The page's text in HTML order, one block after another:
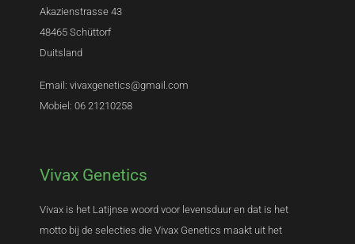
Akazienstrasse 43
48465 Schüttorf
Duitsland
Email: vivaxgenetics@gmail.com
Mobiel: 06 21210258
Vivax Genetics
Vivax is het Latijnse woord voor levensduur en dat is het
motto bij de selecties die Vivax Genetics maakt uit het